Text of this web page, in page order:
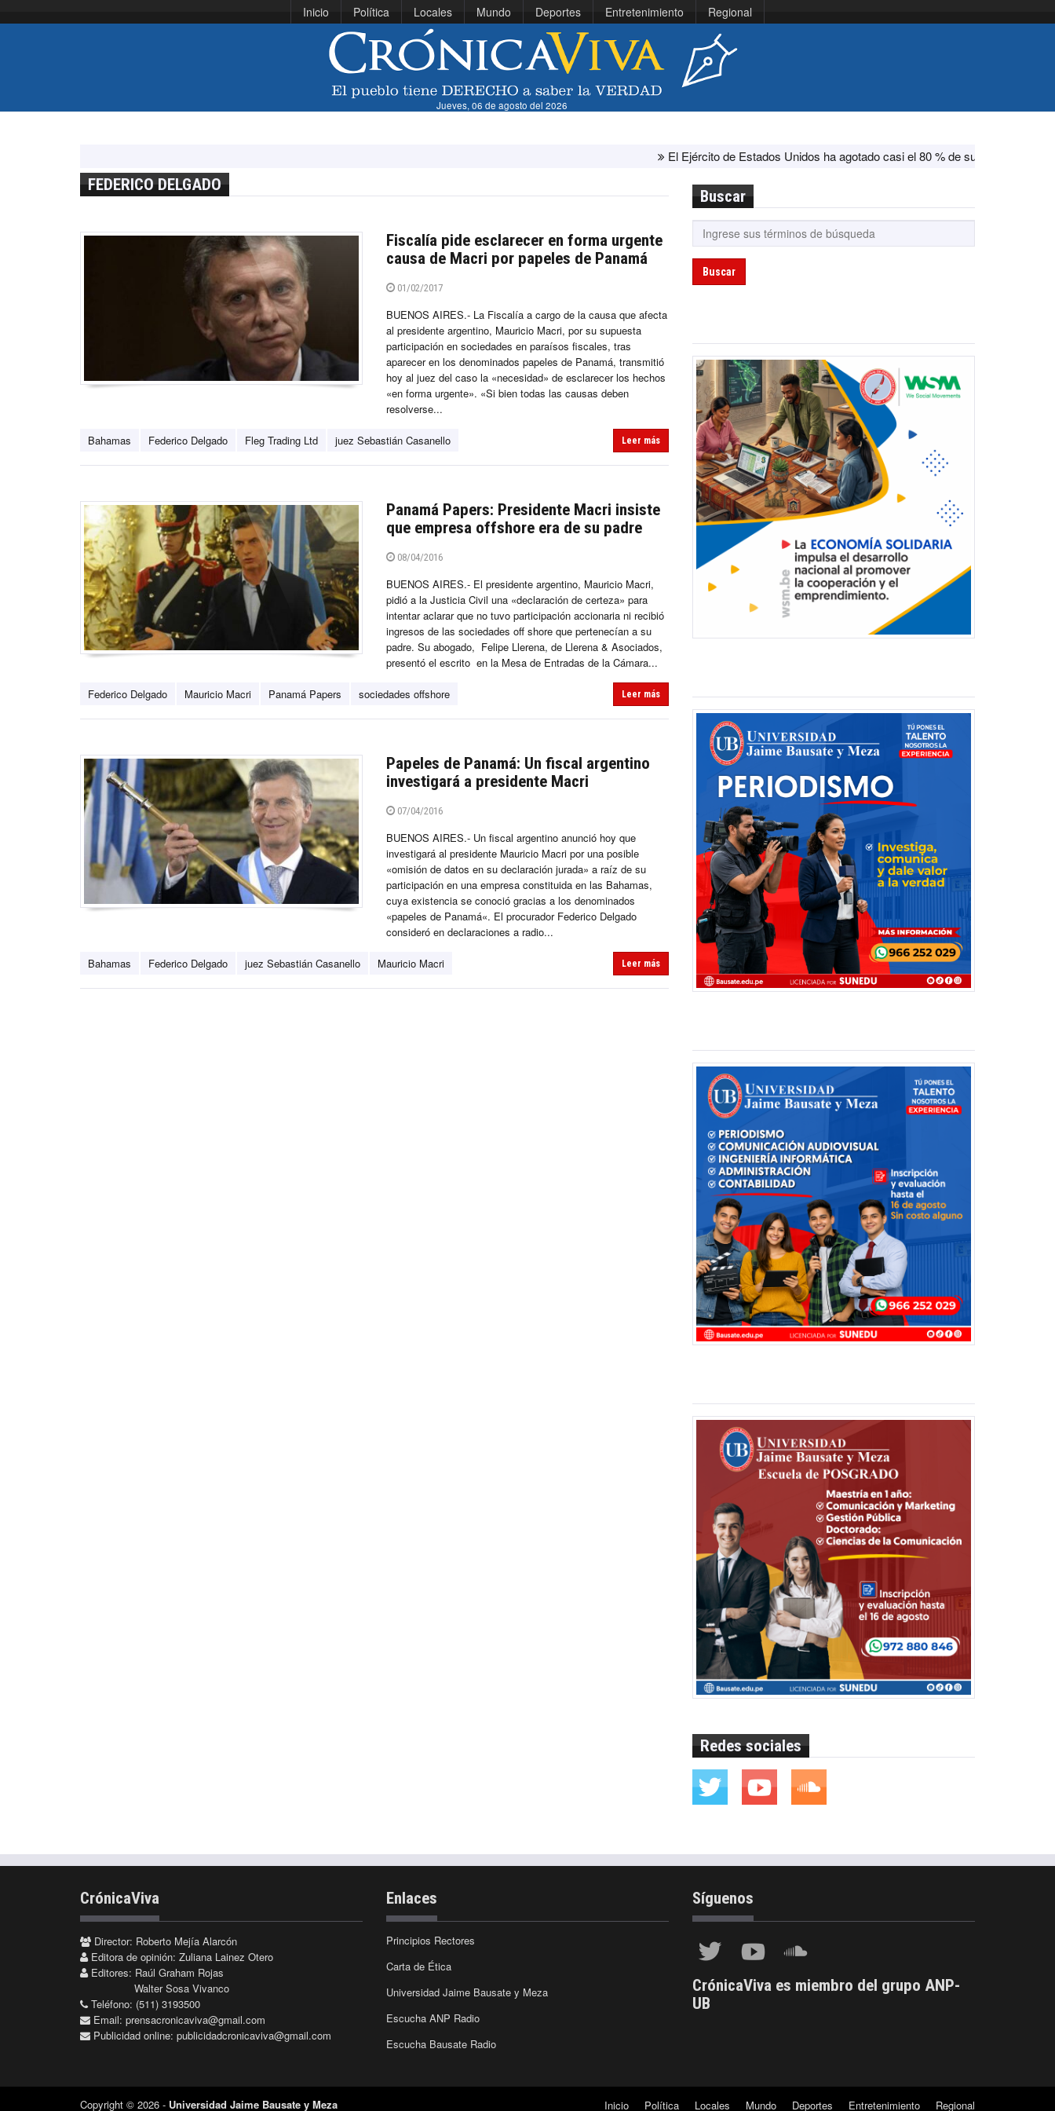
Inicio Política Locales Mundo Deportes Entretenimiento Regional
Jueves, 06 de agosto del 2026
El Ejército de Estados Unidos ha agotado casi el 80 % de su sistema antimisiles,
FEDERICO DELGADO
Fiscalía pide esclarecer en forma urgente
causa de Macri por papeles de Panamá
01/02/2017
BUENOS AIRES.- La Fiscalía a cargo de la causa que afecta
al presidente argentino, Mauricio Macri, por su supuesta
participación en sociedades en paraísos fiscales, tras
aparecer en los denominados papeles de Panamá, transmitió
hoy al juez del caso la «necesidad» de esclarecer los hechos
«en forma urgente». «Si bien todas las causas deben
resolverse...
Bahamas Federico Delgado Fleg Trading Ltd juez Sebastián Casanello Leer más
Panamá Papers: Presidente Macri insiste
que empresa offshore era de su padre
08/04/2016
BUENOS AIRES.- El presidente argentino, Mauricio Macri,
pidió a la Justicia Civil una «declaración de certeza» para
intentar aclarar que no tuvo participación accionaria ni recibió
ingresos de las sociedades off shore que pertenecían a su
padre. Su abogado, Felipe Llerena, de Llerena & Asociados,
presentó el escrito en la Mesa de Entradas de la Cámara...
Federico Delgado Mauricio Macri Panamá Papers sociedades offshore Leer más
Papeles de Panamá: Un fiscal argentino
investigará a presidente Macri
07/04/2016
BUENOS AIRES.- Un fiscal argentino anunció hoy que
investigará al presidente Mauricio Macri por una posible
«omisión de datos en su declaración jurada» a raíz de su
participación en una empresa constituida en las Bahamas,
cuya existencia se conoció gracias a los denominados
«papeles de Panamá«. El procurador Federico Delgado
consideró en declaraciones a radio...
Bahamas Federico Delgado juez Sebastián Casanello Mauricio Macri Leer más
Buscar
Buscar
Redes sociales
CrónicaViva
Director: Roberto Mejía Alarcón
Editora de opinión: Zuliana Lainez Otero
Editores: Raúl Graham Rojas
Walter Sosa Vivanco
Teléfono: (511) 3193500
Email: prensacronicaviva@gmail.com
Publicidad online: publicidadcronicaviva@gmail.com
Enlaces
Principios Rectores
Carta de Ética
Universidad Jaime Bausate y Meza
Escucha ANP Radio
Escucha Bausate Radio
Síguenos
CrónicaViva es miembro del grupo ANP-
UB
Copyright © 2026 - Universidad Jaime Bausate y Meza Inicio Política Locales Mundo Deportes Entretenimiento Regional